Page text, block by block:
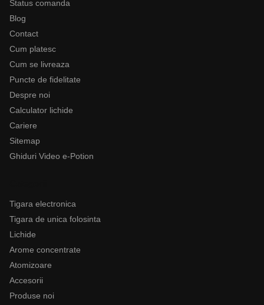
Status comanda
Blog
Contact
Cum platesc
Cum se livreaza
Puncte de fidelitate
Despre noi
Calculator lichide
Cariere
Sitemap
Ghiduri Video e-Potion
Tigara electronica
Tigara de unica folosinta
Lichide
Arome concentrate
Atomizoare
Accesorii
Produse noi